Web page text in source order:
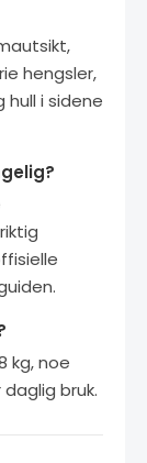
hengsler,
i sidene
kg, noe
bruk.